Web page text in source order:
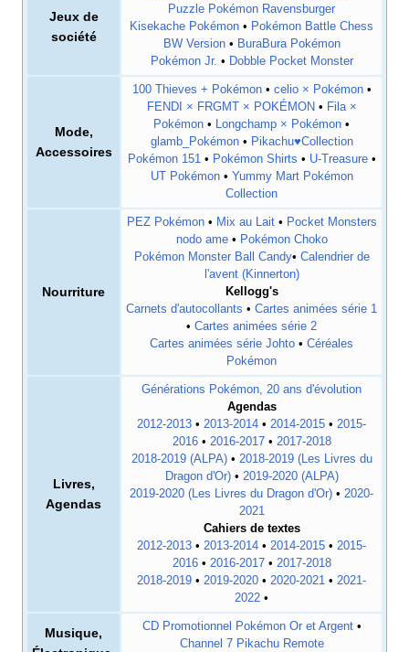
Jeux de
société
Puzzle Pokémon Ravensburger
Kisekache Pokémon • Pokémon Battle Chess
BW Version• BuraBura Pokémon
Pokémon Jr. • Dobble Pocket Monster
Mode,
Accessoires
100 Thieves + Pokémon• celio × Pokémon•
FENDI × FRGMT × POKÉMON • Fila ×
Pokémon • Longchamp × Pokémon •
glamb_Pokémon• Pikachu♥Collection
Pokémon 151• Pokémon Shirts • U-Treasure•
UT Pokémon• Yummy Mart Pokémon
Collection
Nourriture
PEZ Pokémon• Mix au Lait• Pocket Monsters
nodo ame• Pokémon Choko
Pokémon Monster Ball Candy• Calendrier de
l'avent (Kinnerton)
Kellogg's
Carnets d'autocollants • Cartes animées série 1
• Cartes animées série 2
Cartes animées série Johto • Céréales
Pokémon
Livres,
Agendas
Générations Pokémon, 20 ans d'évolution
Agendas
2012-2013 • 2013-2014 • 2014-2015 • 2015-
2016• 2016-2017• 2017-2018
2018-2019 (ALPA)• 2018-2019 (Les Livres du
Dragon d'Or)• 2019-2020 (ALPA)
2019-2020 (Les Livres du Dragon d'Or) • 2020-
2021
Cahiers de textes
2012-2013 • 2013-2014 • 2014-2015 • 2015-
2016• 2016-2017• 2017-2018
2018-2019 • 2019-2020 • 2020-2021 • 2021-
2022 •
Musique,
CD Promotionnel Pokémon Or et Argent•
Channel 7 Pikachu Remote